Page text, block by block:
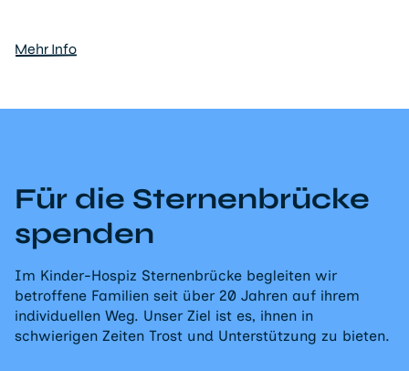
Mehr Info
Für die Sternenbrücke
spenden
Im Kinder-Hospiz Sternenbrücke begleiten wir
betroffene Familien seit über 20 Jahren auf ihrem
individuellen Weg. Unser Ziel ist es, ihnen in
schwierigen Zeiten Trost und Unterstützung zu bieten.